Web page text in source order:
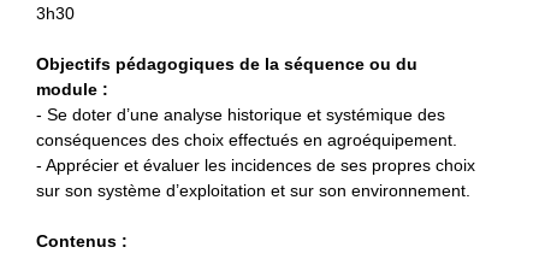
3h30
Objectifs pédagogiques de la séquence ou du
module :
- Se doter d’une analyse historique et systémique des
conséquences des choix effectués en agroéquipement.
- Apprécier et évaluer les incidences de ses propres choix
sur son système d’exploitation et sur son environnement.
Contenus :